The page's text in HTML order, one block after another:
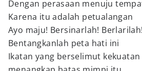
Dengan perasaan menuju
Karena itu adalah petualangan
Ayo maju! Bersinarlah!
Bentangkanlah peta hati ini
Ikatan yang berselimut